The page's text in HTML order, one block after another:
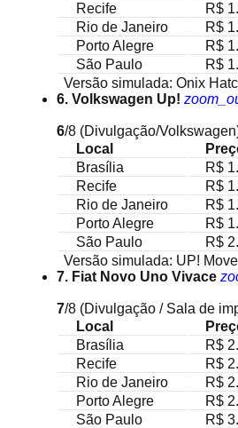
Recife
R$
Rio de Janeiro
R$
Porto Alegre
R$
São Paulo
R$
Versão simulada: Onix
6. Volkswagen Up!
6/8 (Divulgação/
Local
Brasília
R$
Recife
R$
Rio de Janeiro
R$
Porto Alegre
R$
São Paulo
R$
Versão simulada: UP!
7. Fiat Novo Uno Vivace
7/8 (Divulgação / Sala de
Local
Brasília
R$
Recife
R$
Rio de Janeiro
R$
Porto Alegre
R$
São Paulo
R$